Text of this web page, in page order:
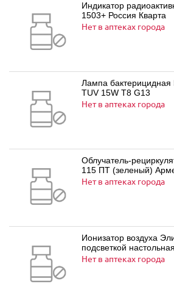
Индикатор
1503+ Россия Кварта
Нет в аптеках города
Лампа
TUV 15W T8 G13
Нет в аптеках города
Облучатель-
115 ПТ (зеленый)
Нет в аптеках города
Ионизатор воздуха
подсветкой настольная
Нет в аптеках города